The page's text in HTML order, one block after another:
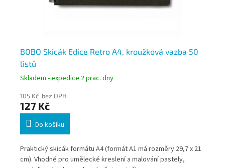
BOBO Skicák Edice Retro A4, kroužková vazba 50
listů
Skladem - expedice 2 prac. dny
105 Kč bez DPH
127 Kč
Do košíku
Praktický skicák formátu A4 (formát A1 má rozměry 29,7 x 21
cm). Vhodné pro umělecké kreslení a malování pastely,